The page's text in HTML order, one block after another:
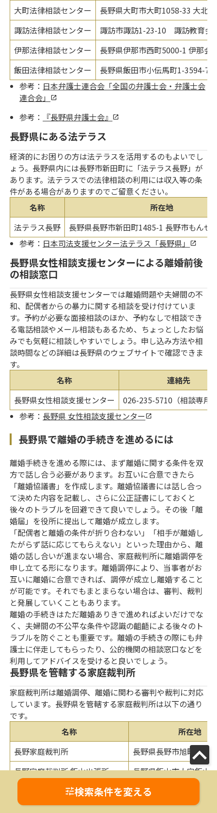
大町法律相談センター
長野県大町市大町1058-33 大北
諏訪法律相談センター
諏訪市諏訪1-23-10 諏訪教育会
伊那法律相談センター
長野県伊那市西町5000-1 伊那会
飯田法律相談センター
長野県飯田市小伝馬町1-3594-7
参考： 日本弁護士連合会「全国の弁護士会・弁護士会
連合会」
参考：
『長野県弁護士会』
長野県にある法テラス
経済的にお困りの方は法テラスを活用するのもよいでし
ょう。長野県内には長野市新田町に「法テラス長野」が
あります。法テラスでの法律相談の利用には収入等の条
件がある場合がありますのでご留意ください。
名称
所在地
法テラス長野
長野県長野市新田町1485-1 長野市もんぜ
参考： 日本司法支援センター法テラス「長野県」
長野県女性相談支援センターによる離婚前後
の相談窓口
長野県女性相談支援センターでは離婚問題や夫婦間の不
和、配偶者からの暴力に関する相談を受け付けていま
す。予約が必要な面接相談のほか、予約なしで相談でき
る電話相談やメール相談もあるため、ちょっとしたお悩
みでも気軽に相談しやすいでしょう。申し込み方法や相
談時間などの詳細は長野県のウェブサイトで確認できま
す。
名称
連絡先
長野県女性相談支援センター
026-235-5710（相談専用
参考： 長野県 女性相談支援センター
長野県で離婚の手続きを進めるには
離婚手続きを進める際には、まず離婚に関する条件を双
方で話し合う必要があります。お互いに合意できたら
「離婚協議書」を作成します。離婚協議書には話し合っ
て決めた内容を記載し、さらに公正証書にしておくと
後々のトラブルを回避できて良いでしょう。その後「離
婚届」を役所に提出して離婚が成立します。
「配偶者と離婚の条件が折り合わない」「相手が離婚し
たがらず話に応じてもらえない」といった理由から、離
婚の話し合いが進まない場合、家庭裁判所に離婚調停を
申し立てる形になります。離婚調停により、当事者がお
互いに離婚に合意できれば、調停が成立し離婚すること
が可能です。それでもまとまらない場合は、審判、裁判
と発展していくこともあります。
離婚の手続きはただ離婚ありきで進めればよいだけでな
く、夫婦間の不公平な条件や認識の齟齬による後々のト
ラブルを防ぐことも重要です。離婚の手続きの際にも弁
護士に伴走してもらったり、公的機関の相談窓口などを
利用してアドバイスを受けると良いでしょう。
長野県を管轄する家庭裁判所
家庭裁判所は離婚調停、離婚に関わる審判や裁判に対応
しています。長野県を管轄する家庭裁判所は以下の通り
です。
名称
所在地
長野家庭裁判所
長野県長野市旭町1108
長野家庭裁判所 飯山出張所
長野県飯山市大字飯山
長野家庭裁判所 上田支部
長野県上田市中央西2-
検索条件を変える